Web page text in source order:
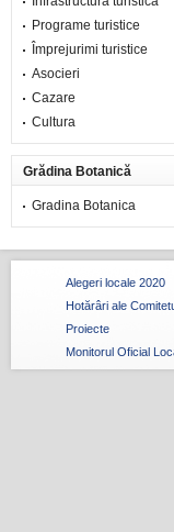
Programe turistice
Împrejurimi turistice
Asocieri
Cazare
Cultura
Grădina Botanică
Gradina Botanica
Alegeri locale 2020
Hotărâri ale
Proiecte
Monitorul Oficial